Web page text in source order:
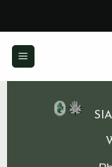
content